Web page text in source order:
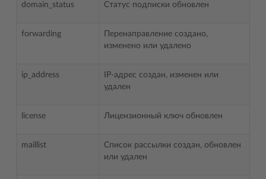
domain_status Статус подписки обновлен
forwarding
Перенаправление создано,
изменено или удалено
ip_address
IP-адрес создан, изменен или
удален
license Лицензионный ключ обновлен
maillist
Список рассылки создан, обновлен
или удален